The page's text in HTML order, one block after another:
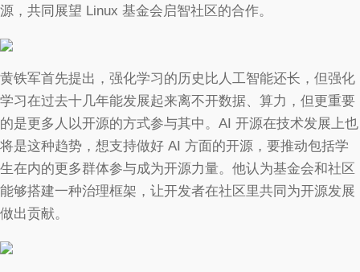
源，共同展望 Linux 基金会启智社区的合作。
黄铁军首先提出，强化学习的历史比人工智能还长，但强化
学习在过去十几年能发展起来离不开数据、算力，但更重要
的是更多人以开源的方式参与其中。AI 开源在技术发展上也
将是这种趋势，想支持做好 AI 方面的开源，要推动包括学
生在内的更多群体参与成为开源力量。他认为基金会和社区
能够搭建一种治理框架，让开发者在社区里共同为开源发展
做出贡献。